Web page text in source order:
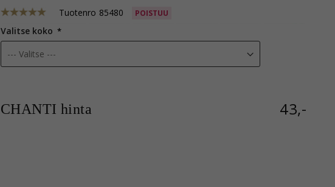
Tuotenro 85480 POISTUU
Valitse koko
CHANTI hinta 43,-